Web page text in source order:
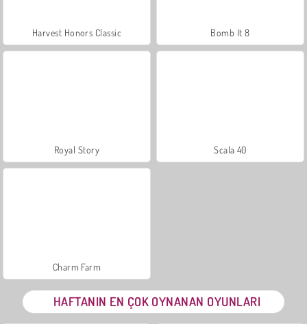
Harvest Honors Classic Bomb It 8
Royal Story Scala 40
Charm Farm
HAFTANIN EN ÇOK OYNANAN OYUNLARI